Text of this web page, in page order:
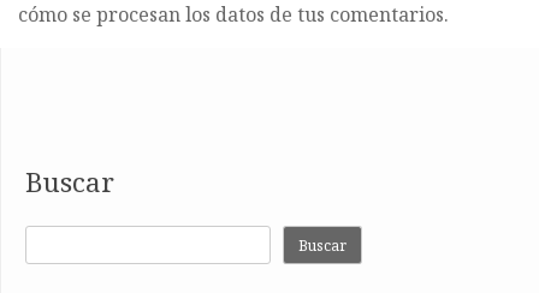
cómo se procesan los datos de tus comentarios.
Buscar
Buscar